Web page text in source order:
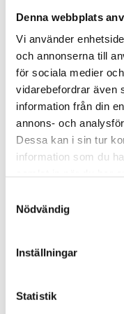
Denna webbplats
Vi använder
och annonserna till
för sociala medier
vidarebefordrar även
information från din
annons- och
Dessa kan i sin tur
information som du
Nödvändig
Inställningar
Statistik
TypeError:
function at
https://
(<anonymous>) at K
(https://
(https://
(https://
(https://
https://
(https://
(https://